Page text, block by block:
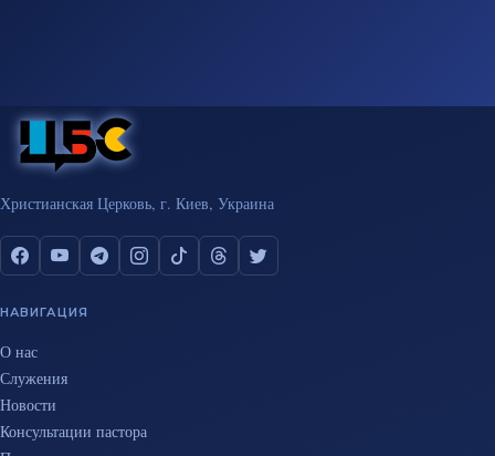
Христианская Церковь, г. Киев, Украина
НАВИГАЦИЯ
О нас
Служения
Новости
Консультации пастора